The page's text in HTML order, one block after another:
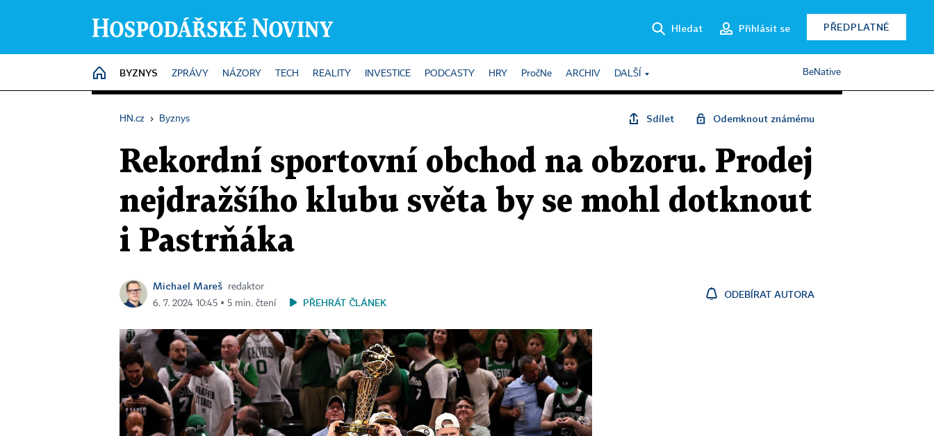
Hledat Přihlásit se PŘEDPLATNÉ
HOME
BYZNYS ZPRÁVY NÁZORY TECH REALITY INVESTICE PODCASTY HRY PročNe ARCHIV DALŠÍ BeNative
HN.cz › Byznys Sdílet Odemknout známému
Rekordní sportovní obchod na obzoru. Prodej
nejdražšího klubu světa by se mohl dotknout
i Pastrňáka
Michael Mareš
redaktor
6. 7. 2024 10:45 ▪ 5 min. čtení
PŘEHRÁT ČLÁNEK
ODEBÍRAT AUTORA